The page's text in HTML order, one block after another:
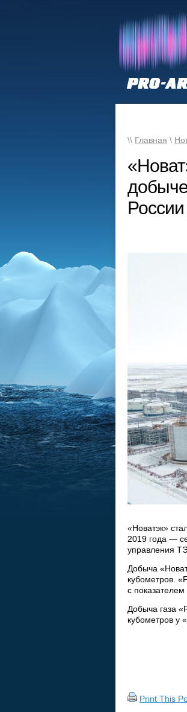
\\ Главная \
России
«Новатэк»
2019 года —
управления
Добыча
кубометров.
с
Добыча газа
кубометров у
Print This